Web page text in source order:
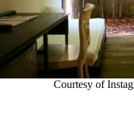
Courtesy of